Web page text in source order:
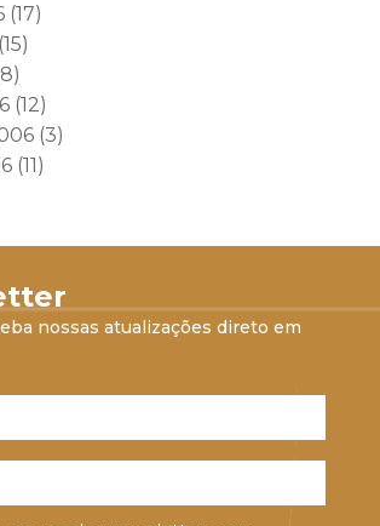
(17)
(12)
(3)
(11)
nossas atualizações direto em